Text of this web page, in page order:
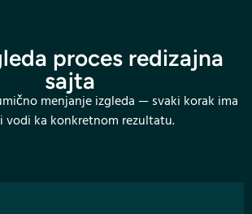
proces redizajna
sajta
menjanje izgleda — svaki korak ima
vodi ka konkretnom rezultatu.